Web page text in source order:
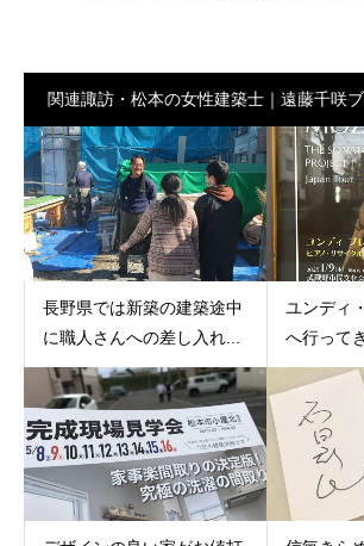
関連諏訪・松本の女性建築士｜遠藤千咲
長野県では新築の建築途中
に職人さんへの差し入れ...
ユンディ
へ行って